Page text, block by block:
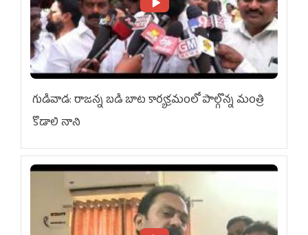
గుడివాడ: రాజన్న బడి బాట కార్యక్రమంలో పాల్గొన్న మంత్రి
కొడాలి నాని